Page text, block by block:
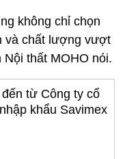
không chỉ chọn
và chất lượng vượt
Nội thất MOHO nói.
từ Công ty cổ
khẩu Savimex